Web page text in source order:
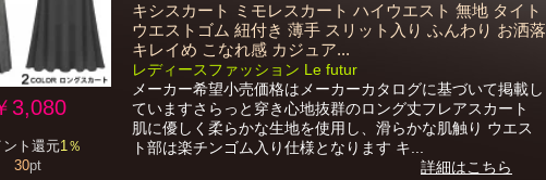
3,080
ト還元1％
30pt
キシスカート ミモレスカート ハイウエスト 無地 タイト
ウエストゴム 紐付き 薄手 スリット入り ふんわり お洒落
キレイめ こなれ感 カジュア...
レディースファッション Le futur
メーカー希望小売価格はメーカーカタログに基づいて掲載し
ていますさらっと穿き心地抜群のロング丈フレアスカート
肌に優しく柔らかな生地を使用し、滑らかな肌触り ウエス
ト部は楽チンゴム入り仕様となります キ...
詳細はこちら